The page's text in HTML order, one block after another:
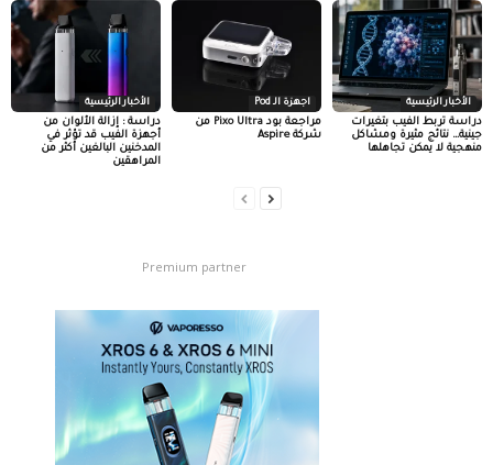
الأخبار الرئيسية
دراسة : إزالة الألوان من
أجهزة الفيب قد تؤثر في
المدخنين البالغين أكثر من
المراهقين
اجهزة الـ Pod
مراجعة بود Pixo Ultra من
شركة Aspire
الأخبار الرئيسية
دراسة تربط الفيب بتغيرات
جينية… نتائج مثيرة ومشاكل
منهجية لا يمكن تجاهلها
Premium partner